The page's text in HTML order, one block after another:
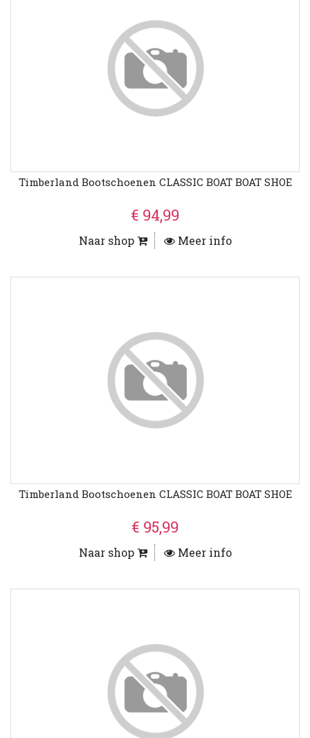
Timberland Bootschoenen CLASSIC BOAT BOAT SHOE
€ 94,99
Naar shop Meer info
Timberland Bootschoenen CLASSIC BOAT BOAT SHOE
€ 95,99
Naar shop Meer info